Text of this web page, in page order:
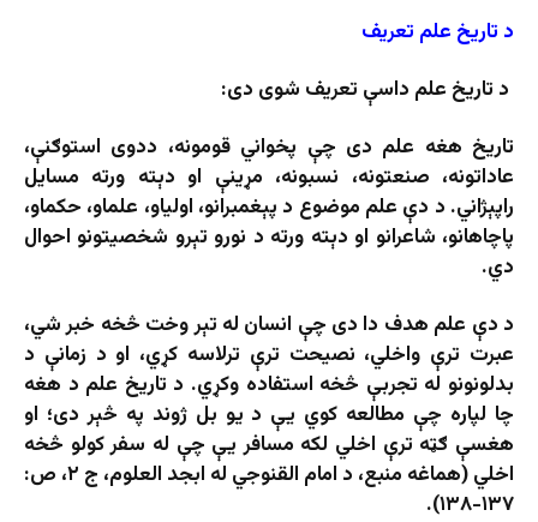
د تاریخ علم تعریف
د تاریخ علم داسې تعریف شوی دی:
تاریخ هغه علم دی چې پخواني قومونه، ددوی استوګنې،
عاداتونه، صنعتونه، نسبونه، مړینې او دېته ورته مسایل
راپېژاني. د دې علم موضوع د پېغمبرانو، اولیاو، علماو، حکماو،
پاچاهانو، شاعرانو او دېته ورته د نورو تېرو شخصیتونو احوال
دي.
د دې علم هدف دا دی چې انسان له تېر وخت څخه خبر شي،
عبرت ترې واخلي، نصیحت ترې ترلاسه کړي، او د زمانې د
بدلونونو له تجربې څخه استفاده وکړي. د تاریخ علم د هغه
چا لپاره چې مطالعه کوي یې د یو بل ژوند په څېر دی؛ او
هغسې ګټه ترې اخلي لکه مسافر یې چې له سفر کولو څخه
اخلي (هماغه منبع، د امام القنوجي له ابجد العلوم، ج ۲، ص:
۱۳۷-۱۳۸).